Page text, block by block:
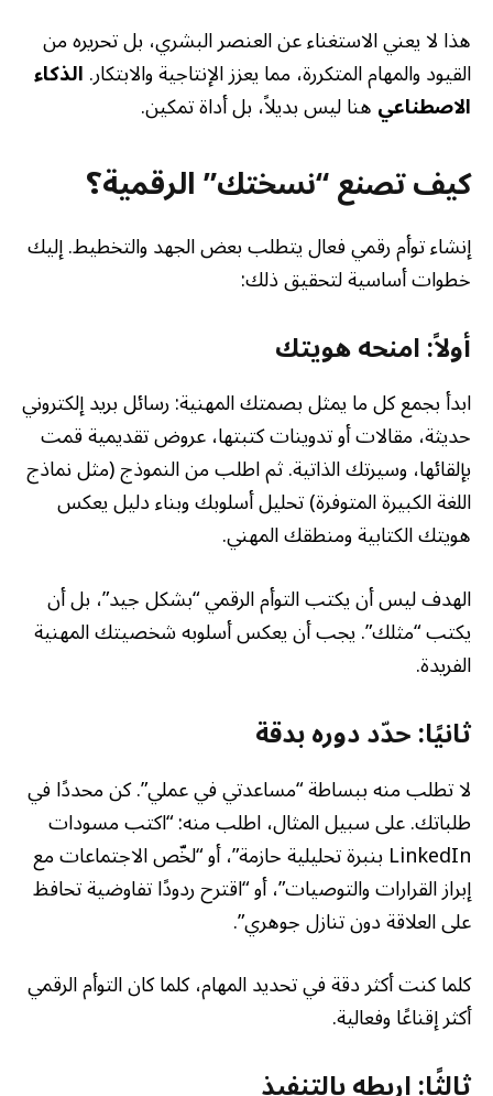
هذا لا يعني الاستغناء عن العنصر البشري، بل تحريره من
القيود والمهام المتكررة، مما يعزز الإنتاجية والابتكار.الذكاء
الاصطناعيهنا ليس بديلاً، بل أداة تمكين.
كيف تصنع “نسختك” الرقمية؟
إنشاء توأم رقمي فعال يتطلب بعض الجهد والتخطيط. إليك
خطوات أساسية لتحقيق ذلك:
أولاً: امنحه هويتك
ابدأ بجمع كل ما يمثل بصمتك المهنية: رسائل بريد إلكتروني
حديثة، مقالات أو تدوينات كتبتها، عروض تقديمية قمت
بإلقائها، وسيرتك الذاتية. ثم اطلب من النموذج (مثل نماذج
اللغة الكبيرة المتوفرة) تحليل أسلوبك وبناء دليل يعكس
هويتك الكتابية ومنطقك المهني.
الهدف ليس أن يكتب التوأم الرقمي “بشكل جيد”، بل أن
يكتب “مثلك”. يجب أن يعكس أسلوبه شخصيتك المهنية
الفريدة.
ثانيًا: حدّد دوره بدقة
لا تطلب منه ببساطة “مساعدتي في عملي”. كن محددًا في
طلباتك. على سبيل المثال، اطلب منه: “اكتب مسودات
LinkedIn بنبرة تحليلية حازمة”، أو “لخّص الاجتماعات مع
إبراز القرارات والتوصيات”، أو “اقترح ردودًا تفاوضية تحافظ
على العلاقة دون تنازل جوهري”.
كلما كنت أكثر دقة في تحديد المهام، كلما كان التوأم الرقمي
أكثر إقناعًا وفعالية.